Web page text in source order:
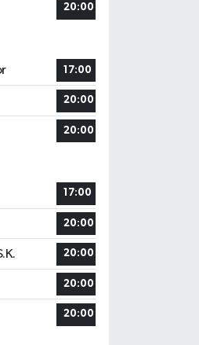
20:00
17:00
20:00
20:00
17:00
20:00
20:00
20:00
20:00